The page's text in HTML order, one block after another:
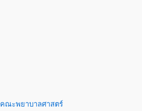
คณะพยาบาลศาสตร์